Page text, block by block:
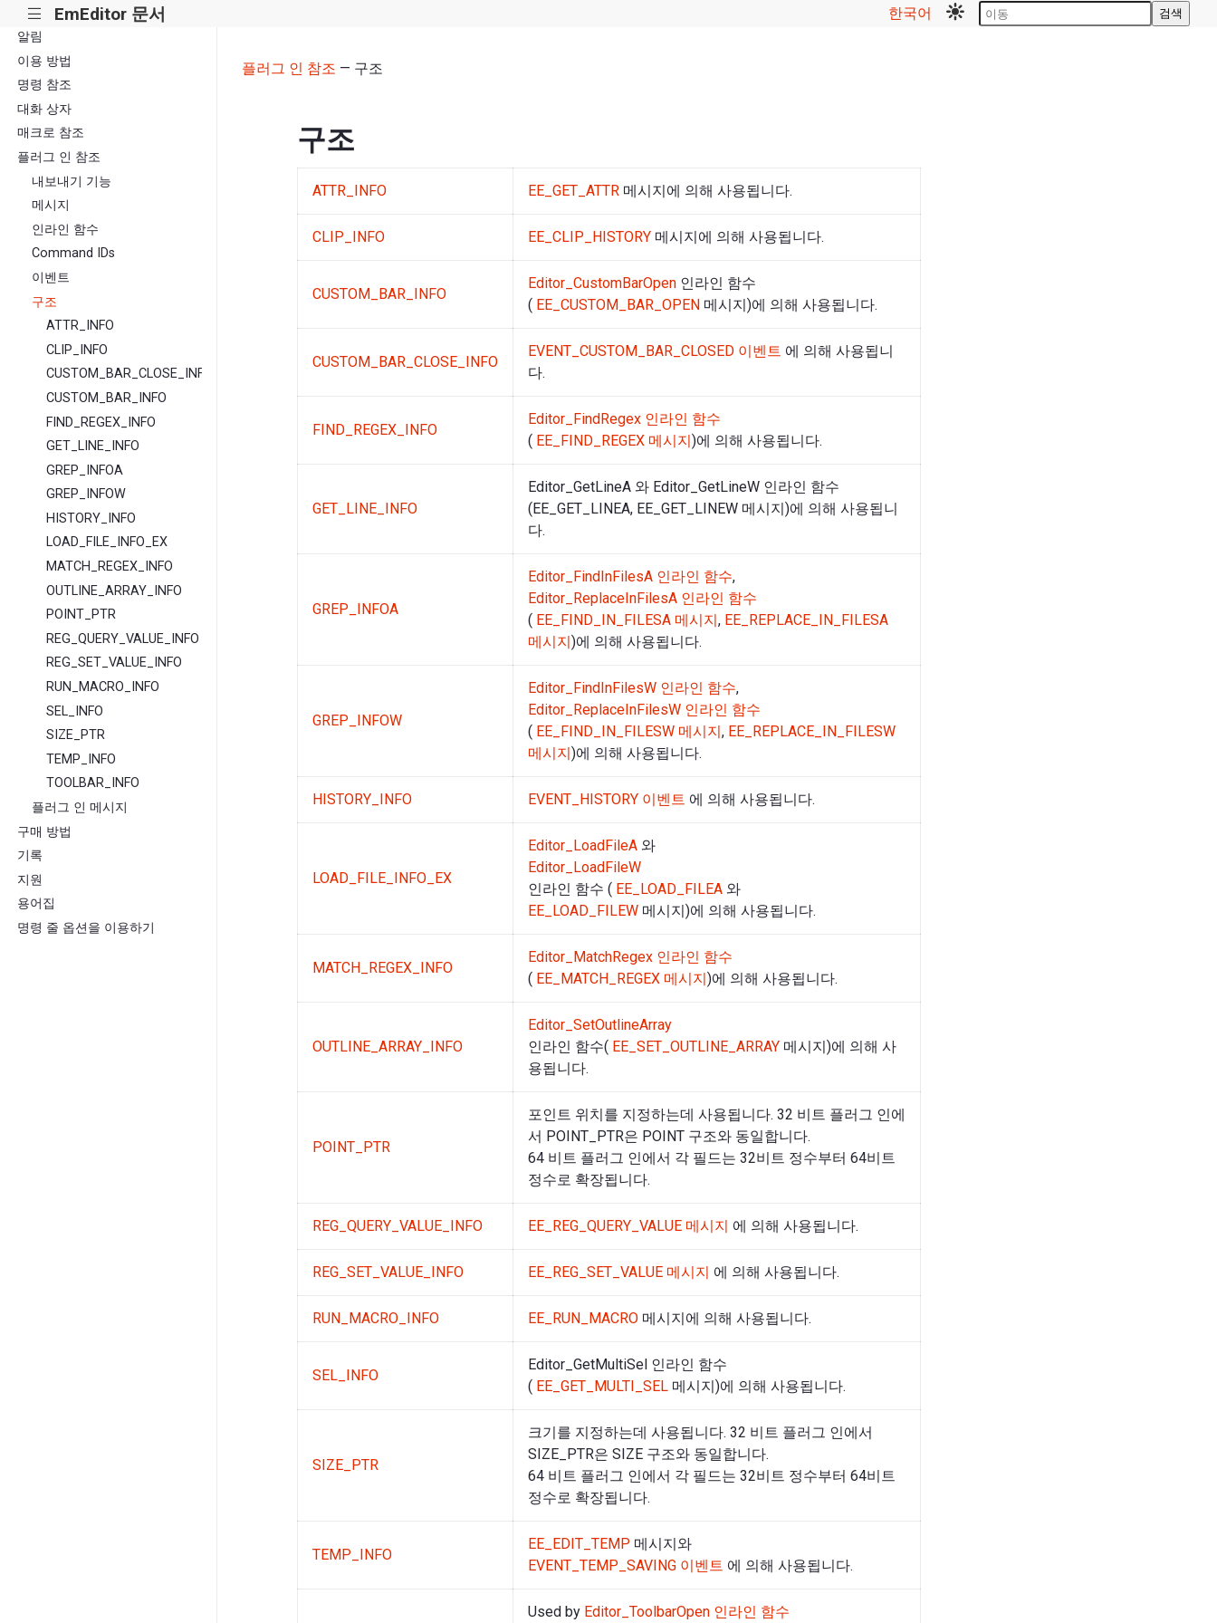
||| EmEditor 문서 한국어 검색
알림
이용 방법
명령 참조
대화 상자
매크로 참조
플러그 인 참조
내보내기 기능
메시지
인라인 함수
Command IDs
이벤트
구조
ATTR_INFO
CLIP_INFO
CUSTOM_BAR_CLOSE_INFO
CUSTOM_BAR_INFO
FIND_REGEX_INFO
GET_LINE_INFO
GREP_INFOA
GREP_INFOW
HISTORY_INFO
LOAD_FILE_INFO_EX
MATCH_REGEX_INFO
OUTLINE_ARRAY_INFO
POINT_PTR
REG_QUERY_VALUE_INFO
REG_SET_VALUE_INFO
RUN_MACRO_INFO
SEL_INFO
SIZE_PTR
TEMP_INFO
TOOLBAR_INFO
플러그 인 메시지
구매 방법
기록
지원
용어집
명령 줄 옵션을 이용하기
플러그 인 참조 — 구조
구조
ATTR_INFO EE_GET_ATTR 메시지에 의해 사용됩니다.
CLIP_INFO EE_CLIP_HISTORY 메시지에 의해 사용됩니다.
CUSTOM_BAR_INFO
Editor_CustomBarOpen 인라인 함수
( EE_CUSTOM_BAR_OPEN 메시지)에 의해 사용됩니다.
CUSTOM_BAR_CLOSE_INFO
EVENT_CUSTOM_BAR_CLOSED 이벤트 에 의해 사용됩니
다.
FIND_REGEX_INFO
Editor_FindRegex 인라인 함수
( EE_FIND_REGEX 메시지)에 의해 사용됩니다.
GET_LINE_INFO
Editor_GetLineA 와 Editor_GetLineW 인라인 함수
(EE_GET_LINEA, EE_GET_LINEW 메시지)에 의해 사용됩니
다.
GREP_INFOA
Editor_FindInFilesA 인라인 함수,
Editor_ReplaceInFilesA 인라인 함수
( EE_FIND_IN_FILESA 메시지, EE_REPLACE_IN_FILESA
메시지)에 의해 사용됩니다.
GREP_INFOW
Editor_FindInFilesW 인라인 함수,
Editor_ReplaceInFilesW 인라인 함수
( EE_FIND_IN_FILESW 메시지, EE_REPLACE_IN_FILESW
메시지)에 의해 사용됩니다.
HISTORY_INFO EVENT_HISTORY 이벤트 에 의해 사용됩니다.
LOAD_FILE_INFO_EX
Editor_LoadFileA 와
Editor_LoadFileW
인라인 함수 ( EE_LOAD_FILEA 와
EE_LOAD_FILEW 메시지)에 의해 사용됩니다.
MATCH_REGEX_INFO
Editor_MatchRegex 인라인 함수
( EE_MATCH_REGEX 메시지)에 의해 사용됩니다.
OUTLINE_ARRAY_INFO
Editor_SetOutlineArray
인라인 함수( EE_SET_OUTLINE_ARRAY 메시지)에 의해 사
용됩니다.
POINT_PTR
포인트 위치를 지정하는데 사용됩니다. 32 비트 플러그 인에
서 POINT_PTR은 POINT 구조와 동일합니다.
64 비트 플러그 인에서 각 필드는 32비트 정수부터 64비트
정수로 확장됩니다.
REG_QUERY_VALUE_INFO EE_REG_QUERY_VALUE 메시지 에 의해 사용됩니다.
REG_SET_VALUE_INFO EE_REG_SET_VALUE 메시지 에 의해 사용됩니다.
RUN_MACRO_INFO EE_RUN_MACRO 메시지에 의해 사용됩니다.
SEL_INFO
Editor_GetMultiSel 인라인 함수
( EE_GET_MULTI_SEL 메시지)에 의해 사용됩니다.
SIZE_PTR
크기를 지정하는데 사용됩니다. 32 비트 플러그 인에서
SIZE_PTR은 SIZE 구조와 동일합니다.
64 비트 플러그 인에서 각 필드는 32비트 정수부터 64비트
정수로 확장됩니다.
TEMP_INFO
EE_EDIT_TEMP 메시지와
EVENT_TEMP_SAVING 이벤트 에 의해 사용됩니다.
Used by Editor_ToolbarOpen 인라인 함수